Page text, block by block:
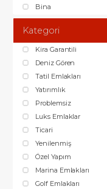
Bina
Kategori
Kira Garantili
Deniz Gören
Tatil Emlakları
Yatırımlık
Problemsiz
Luks Emlaklar
Ticari
Yenilenmiş
Özel Yapım
Marina Emlakları
Golf Emlakları